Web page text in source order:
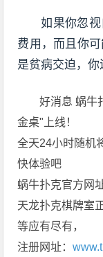
如果你忽
费用，而且你
是贫病交迫，你
好消息 蜗牛
金桌"上线！
全天24小时随机
快体验吧
蜗牛扑克官方网
天龙扑克棋牌室
等应有尽有，
注册网址：